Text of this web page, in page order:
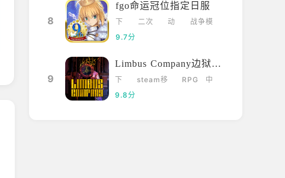
8
fgo命运冠位指定日服
下
载
二次
动
战争模
9.7分
9
Limbus Company边狱巴士
下
载
steam移
RPG
中
9.8分